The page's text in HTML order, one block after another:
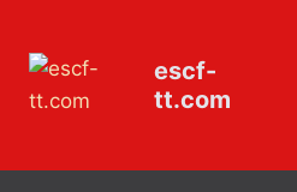
contenu
escf-
tt.com